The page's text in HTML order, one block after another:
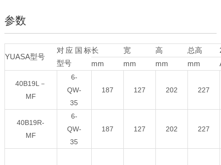
参数
YUASA型号
对应国标
型号
长 宽 高 总高
mm
mm mm mm
40B19L－
MF
6-
QW-
35
187 127 202 227
40B19R-
MF
6-
QW-
35
187 127 202 227